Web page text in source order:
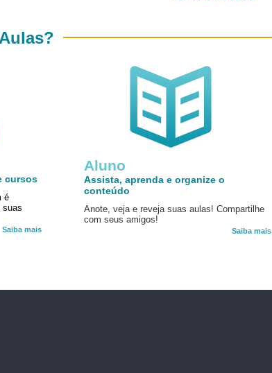
Aluno
Assista, aprenda e organize o
conteúdo
Anote, veja e reveja suas aulas! Compartilhe
com seus amigos!
Saiba mais
cursos
é
suas
Saiba mais